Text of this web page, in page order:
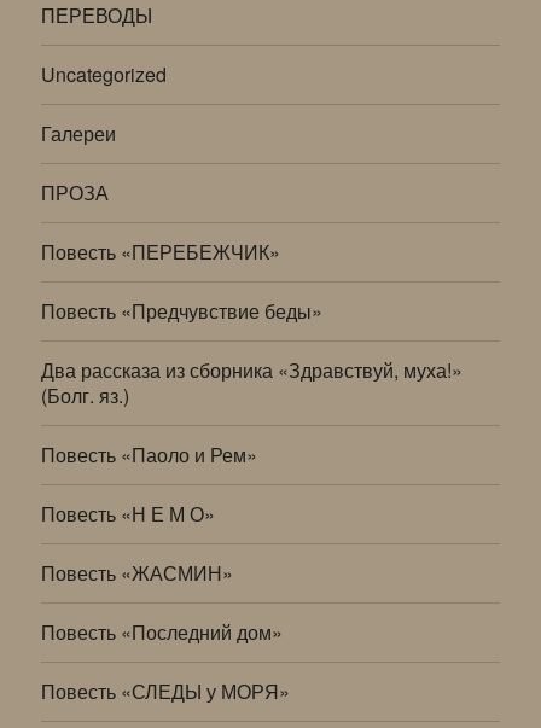
ПЕРЕВОДЫ
Uncategorized
Галереи
ПРОЗА
Повесть «ПЕРЕБЕЖЧИК»
Повесть «Предчувствие беды»
Два рассказа из сборника «Здравствуй, муха!»
(Болг. яз.)
Повесть «Паоло и Рем»
Повесть «Н Е М О»
Повесть «ЖАСМИН»
Повесть «Последний дом»
Повесть «СЛЕДЫ у МОРЯ»